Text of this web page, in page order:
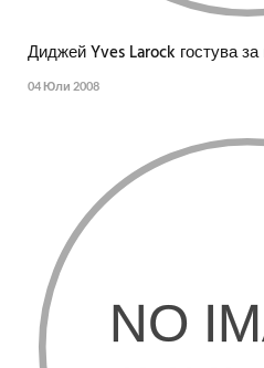
Диджей Yves Larock гостува
04 Юли 2008